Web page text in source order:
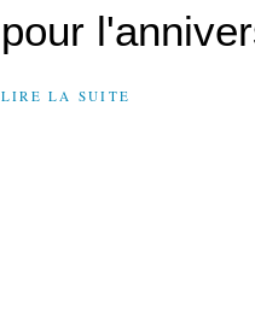
pour
LIRE LA SUITE